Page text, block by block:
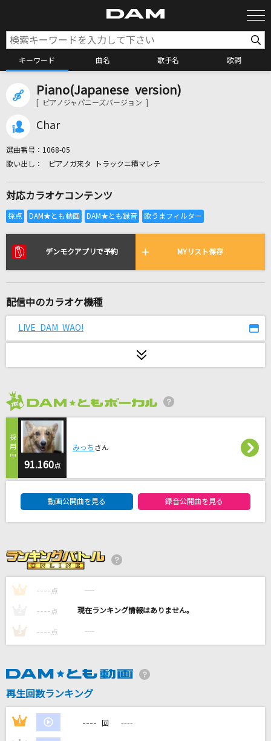
キーワード 曲名 歌手名 歌詞
カラオケ検索
全国りれき
リアルタイムで歌われている曲の一覧
コイスルオトメ
[生音]雨と僕の話
さユり
SCREAM(ビデオクリップバージョン)
繋いだ手から
back number
Hacking to the Gate
いとうかなこ
マシュマロ(ビデオクリップバージョン)
DECO*27
[生音]名もなき詩
[生音]LA・LA・LA LOVE SONG
久保田利伸with NAOMI CAMPBELL
Piano(Japanese version)
[ ピアノジャパニーズバージョン ]
Char
選曲番号： 1068-05
ピアノガ来タ トラックニ積マレテ
対応カラオケコンテンツ
デンモクアプリで予約 MYリスト保存
配信中のカラオケ機種
LIVE DAM WAO!
91.160点
みっち さん
動画公開曲を見る 録音公開曲を見る
1 ---- 点 ----
---- 点 ----
3 ---- 点 ----
再生回数ランキング
1 ---- 回 ----